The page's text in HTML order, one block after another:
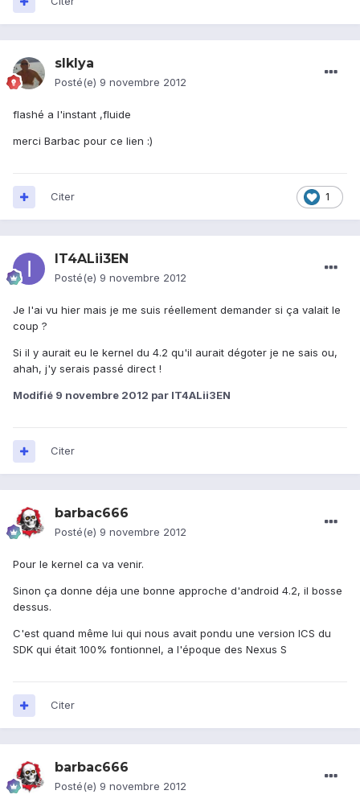
slklya
Posté(e) 9 novembre 2012
flashé a l'instant ,fluide
merci Barbac pour ce lien :)
1
Citer
IT4ALii3EN
Posté(e) 9 novembre 2012
Je l'ai vu hier mais je me suis réellement demander si ça valait le
coup ?
Si il y aurait eu le kernel du 4.2 qu'il aurait dégoter je ne sais ou,
ahah, j'y serais passé direct !
Modifié 9 novembre 2012 par IT4ALii3EN
Citer
barbac666
Posté(e) 9 novembre 2012
Pour le kernel ca va venir.
Sinon ça donne déja une bonne approche d'android 4.2, il bosse
dessus.
C'est quand même lui qui nous avait pondu une version ICS du
SDK qui était 100% fontionnel, a l'époque des Nexus S
Citer
barbac666
Posté(e) 9 novembre 2012